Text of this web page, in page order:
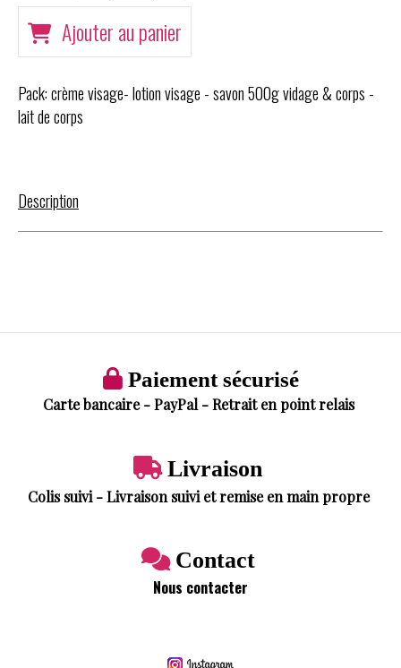
Ajouter au panier
Pack: crème visage- lotion visage - savon 500g vidage & corps -
lait de corps
Description
 Paiement sécurisé
Carte bancaire - PayPal - Retrait en point relais
Livraison
Colis suivi - Livraison suivi et remise en main propre
 Contact
Nous contacter